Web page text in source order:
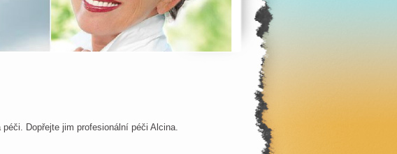
Dopřejte jim profesionální péči Alcina.